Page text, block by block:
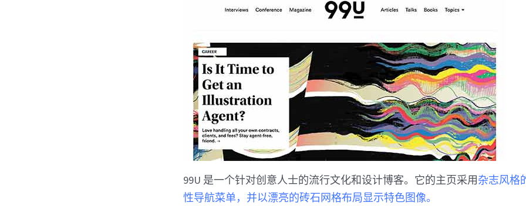
99U 是一个针对创意人士的流行文化和设计博客。它的主页采用杂志风格
性导航菜单，并以漂亮的砖石网格布局显示特色图像。